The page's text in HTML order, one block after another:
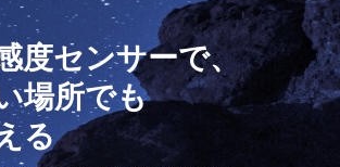
度センサーで、
場所でも
る